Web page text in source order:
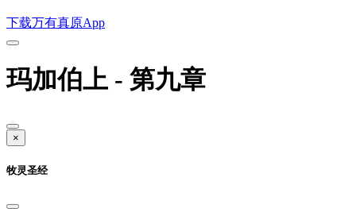
下载万有真原App
玛加伯上 - 第九章
×
牧灵圣经